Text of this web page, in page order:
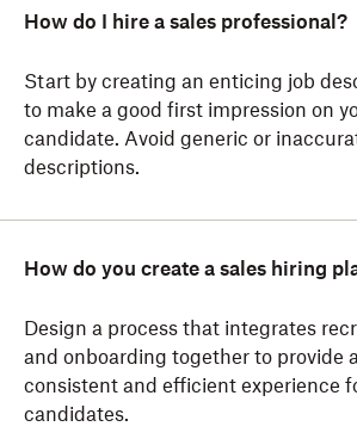
How do I hire a sales professional?
Start by creating an enticing job
to make a good first impression on
candidate. Avoid generic or
descriptions.
How do you create a sales hiring
Design a process that integrates
and onboarding together to provide a
consistent and efficient experience
candidates.